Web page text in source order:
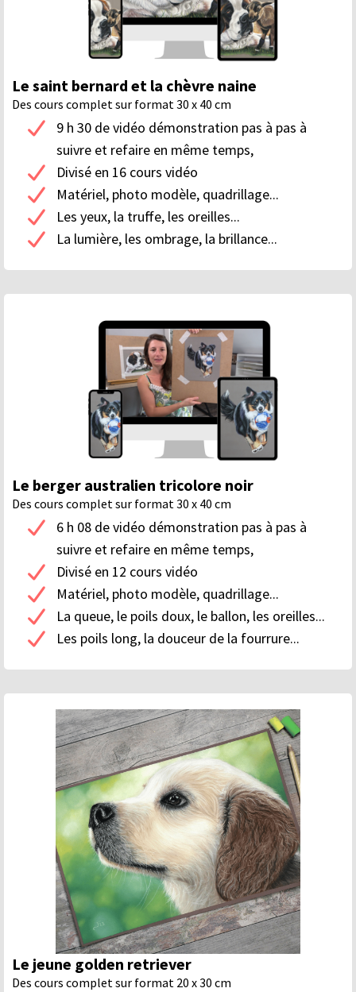
Le saint bernard et la chèvre naine
Des cours complet sur format 30 x 40 cm
9 h 30 de vidéo démonstration pas à pas à
suivre et refaire en même temps,
Divisé en 16 cours vidéo
Matériel, photo modèle, quadrillage...
Les yeux, la truffe, les oreilles...
La lumière, les ombrage, la brillance...
Le berger australien tricolore noir
Des cours complet sur format 30 x 40 cm
6 h 08 de vidéo démonstration pas à pas à
suivre et refaire en même temps,
Divisé en 12 cours vidéo
Matériel, photo modèle, quadrillage...
La queue, le poils doux, le ballon, les oreilles...
Les poils long, la douceur de la fourrure...
Le jeune golden retriever
Des cours complet sur format 20 x 30 cm